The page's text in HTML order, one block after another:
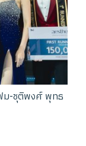
ม-ชุติพงศ์ พุทธ